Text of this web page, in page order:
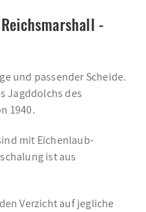
-
und passender Scheide.
Jagddolchs des
1940.
mit Eichenlaub-
ist aus
Verzicht auf jegliche